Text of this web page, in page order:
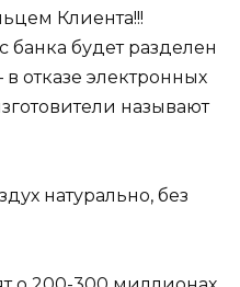
Клиента!!!
будет разделен
отказе электронных
называют
натурально, без